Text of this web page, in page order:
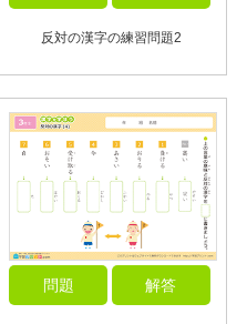
反対の漢字の練習問題2
問題 解答